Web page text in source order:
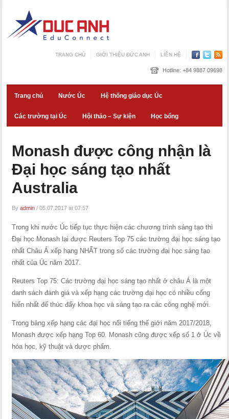
TRANG CHỦ GIỚI THIỆU ĐỨC ANH LIÊN HỆ
Hotline: +84 9887 09698
Trang chủ Nước Úc Hệ thống giáo dục Úc
Các trường tại Úc Hội thảo – Sự kiện Học bổng
Monash được công nhận là
Đại học sáng tạo nhất
Australia
Byadmin /05.07.2017 at 07:57
Trong khi nước Úc tiếp tục thực hiện các chương trình sáng tạo thì
Đại học Monash lại được Reuters Top 75 các trường đại học sáng tạo
nhất Châu Á xếp hạng NHẤT trong số các trường đại học sáng tạo
nhất của Úc năm 2017.
Reuters Top 75: Các trường đại học sáng tạo nhất ở châu Á là một
danh sách đánh giá và xếp hạng các trường đại học có nhiều cống
hiến nhất để thúc đẩy khoa học và sáng tạo ra các công nghệ mới.
Trong bảng xếp hạng các đại học nổi tiếng thế giới năm 2017/2018,
Monash được xếp hạng Top 60. Monash cũng được xếp số 1 ở Úc về
hóa học, kỹ thuật và dược phẩm.